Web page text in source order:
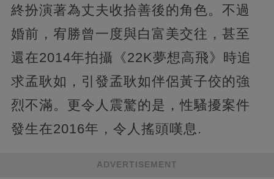
終扮演著為丈夫收拾善後的角色。不過
婚前，宥勝曾一度與白富美交往，甚至
還在2014年拍攝《22K夢想高飛》時追
求孟耿如，引發孟耿如伴侶黃子佼的強
烈不滿。更令人震驚的是，性騷擾案件
發生在2016年，令人搖頭嘆息.
ADVERTISEMENT